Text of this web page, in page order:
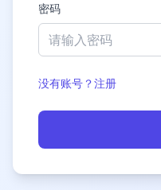
密码
没有账号？注册